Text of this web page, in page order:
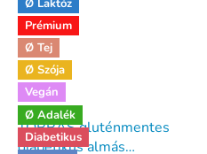
Ø Laktóz
Prémium
Ø Tej
Ø Szója
Vegán
Ø Adalék
Diabetikus
TORRAS gluténmentes
diabetikus almás